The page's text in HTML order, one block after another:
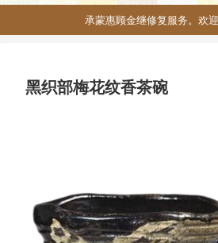
承蒙惠顾金继修复服务。欢迎
黑织部梅花纹香茶碗